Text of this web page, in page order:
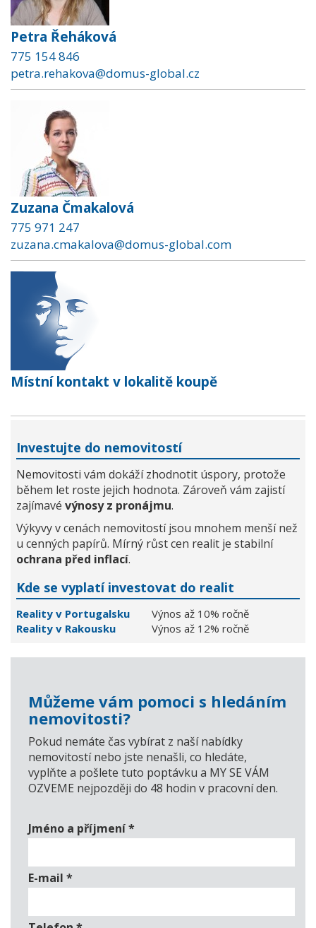
Petra Řeháková
775 154 846
petra.rehakova@domus-global.cz
Zuzana Čmakalová
775 971 247
zuzana.cmakalova@domus-global.com
Místní kontakt v lokalitě koupě
Investujte do nemovitostí
Nemovitosti vám dokáží zhodnotit úspory, protože
během let roste jejich hodnota. Zároveň vám zajistí
zajímavé výnosy z pronájmu.
Výkyvy v cenách nemovitostí jsou mnohem menší než
u cenných papírů. Mírný růst cen realit je stabilní
ochrana před inflací.
Kde se vyplatí investovat do realit
Reality v Portugalsku
Výnos až 10% ročně
Reality v Rakousku
Výnos až 12% ročně
Můžeme vám pomoci s hledáním
nemovitosti?
Pokud nemáte čas vybírat z naší nabídky
nemovitostí nebo jste nenašli, co hledáte,
vyplňte a pošlete tuto poptávku a MY SE VÁM
OZVEME nejpozději do 48 hodin v pracovní den.
Jméno a příjmení*
E-mail *